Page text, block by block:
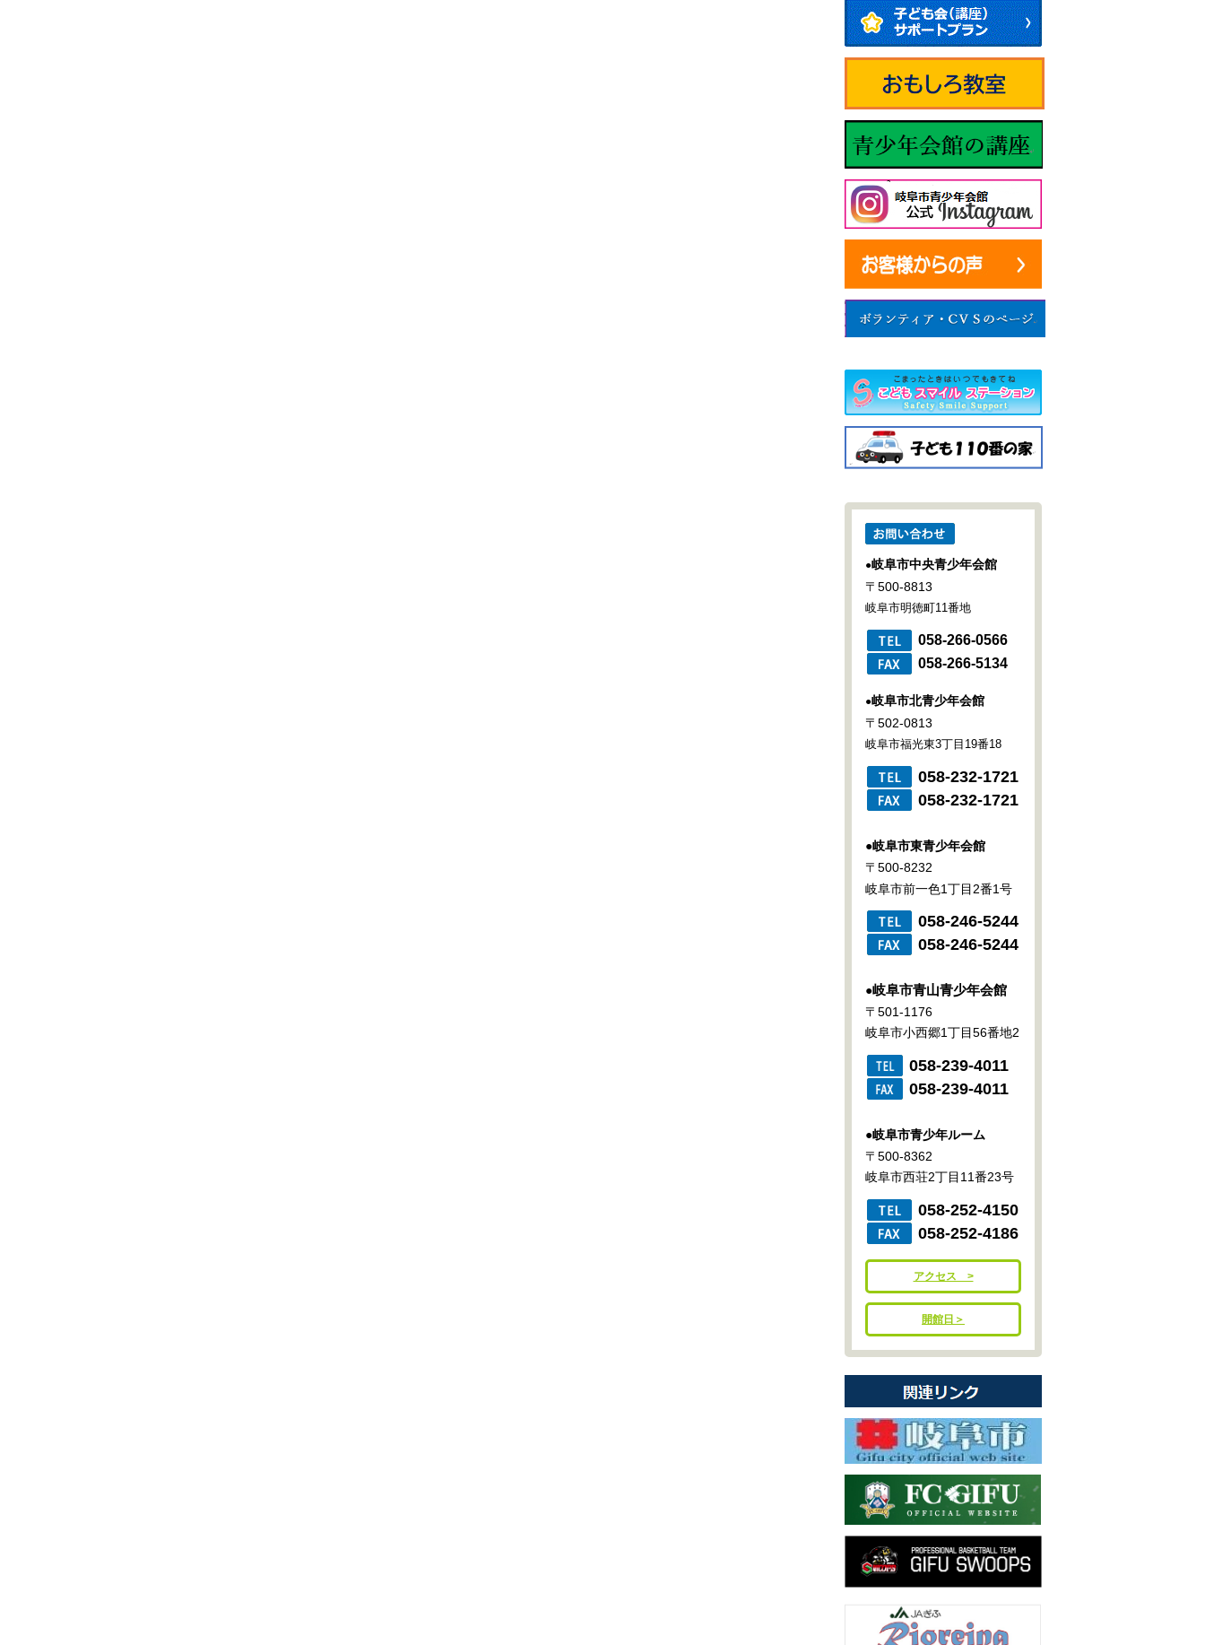
●岐阜市中央青少年会館
〒500-8813
岐阜市明徳町11番地
058-266-0566
058-266-5134
●岐阜市北青少年会館
〒502-0813
岐阜市福光東3丁目19番18
058-232-1721
058-232-1721
●岐阜市東青少年会館
〒500-8232
岐阜市前一色1丁目2番1号
058-246-5244
058-246-5244
●岐阜市青山青少年会館
〒501-1176
岐阜市小西郷1丁目56番地2
058-239-4011
058-239-4011
●岐阜市青少年ルーム
〒500-8362
岐阜市西荘2丁目11番23号
058-252-4150
058-252-4186
アクセス >
開館日＞